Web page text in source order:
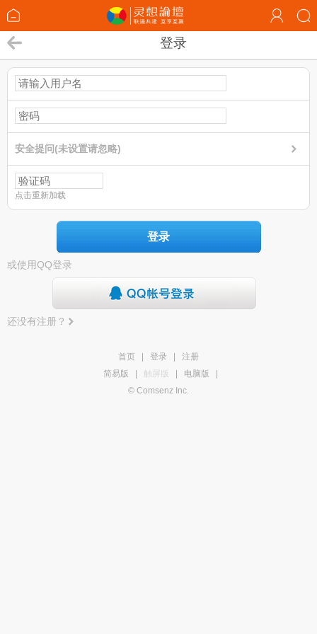
登录
安全提问(未设置请忽略)
点击重新加载
登录
或使用QQ登录
还没有注册？
首页 登录
注册
简易版
触屏版 电脑版
© Comsenz Inc.